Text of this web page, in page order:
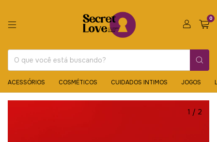
0
ACESSÓRIOS COSMÉTICOS CUIDADOS INTIMOS JOGOS
1 / 2